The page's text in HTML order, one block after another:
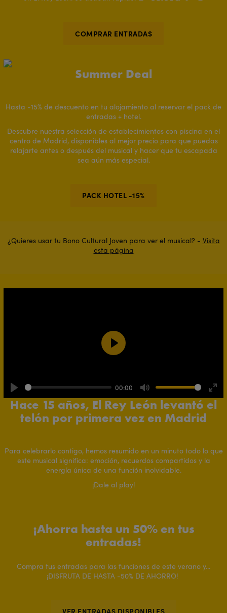
COMPRAR ENTRADAS
Summer Deal
Hasta -15% de descuento en tu alojamiento al reservar el pack de
entradas + hotel.
Descubre nuestra selección de establecimientos con piscina en el
centro de Madrid, disponibles al mejor precio para que puedas
relajarte antes o después del musical y hacer que tu escapada
sea aún más especial.
PACK HOTEL -15%
¿Quieres usar tu Bono Cultural Joven para ver el musical? - Visita
esta página
Hace 15 años, El Rey León levantó el
telón por primera vez en Madrid
Para celebrarlo contigo, hemos resumido en un minuto todo lo que
este musical significa: emoción, recuerdos compartidos y la
energía única de una función inolvidable.
¡Dale al play!
Play
00:00
Mute
Play
¡Ahorra hasta un 50% en tus
entradas!
Compra tus entradas para las funciones de este verano y...
¡DISFRUTA DE HASTA -50% DE AHORRO!